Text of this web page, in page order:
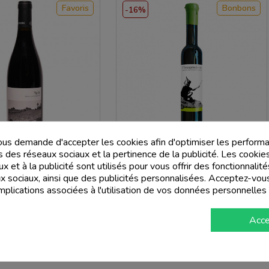
DU FERRA'
Rosso Dop Ngilu'
- Ca Du Ferra'
Favoris
CA DU FERRA'
Liguria Di Levante Passito Bianco Dop
L'Intraprendinte 2018 Demi 0.375L - Ca
Prix
Bonbons
-16%
demande d'accepter les cookies afin d'optimiser les
des réseaux sociaux et la pertinence de la publicité. Les
et à la publicité sont utilisés pour vous offrir des
sociaux, ainsi que des publicités personnalisées. Acceptez-
associées à l'utilisation de vos données personnelles